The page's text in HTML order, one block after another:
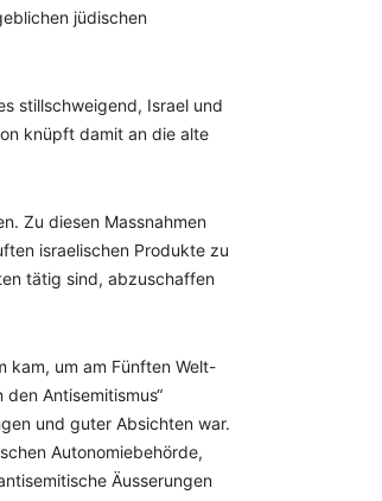
jüdischen
stillschweigend, Israel und
knüpft damit an die alte
Zu diesen Massnahmen
israelischen Produkte zu
tätig sind, abzuschaffen
kam, um am Fünften Welt-
Antisemitismus“
und guter Absichten war.
Autonomiebehörde,
Äusserungen